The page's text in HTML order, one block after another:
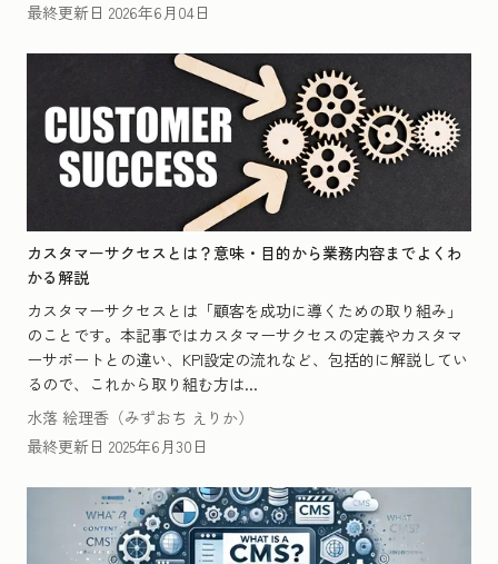
最終更新日 2026年6月04日
カスタマーサクセスとは？意味・目的から業務内容までよくわ
かる解説
カスタマーサクセスとは「顧客を成功に導くための取り組み」
のことです。本記事ではカスタマーサクセスの定義やカスタマ
ーサポートとの違い、KPI設定の流れなど、包括的に解説してい
るので、これから取り組む方は...
水落 絵理香（みずおち えりか）
最終更新日 2025年6月30日